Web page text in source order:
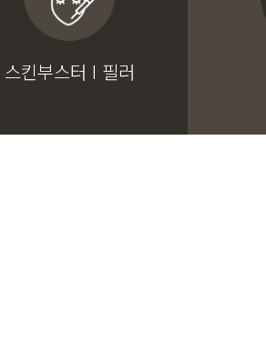
스킨부스터 I 필러